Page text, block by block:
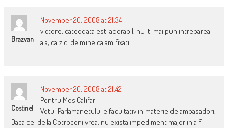
Brazvan
November 20, 2008 at 21:34
victore, cateodata esti adorabil. nu-ti mai pun intrebarea
aia, ca zici de mine ca am fixatii…
Costinel
November 20, 2008 at 21:42
Pentru Mos Califar
Votul Parlamanetului e facultativ in materie de ambasadori.
Daca cel de la Cotroceni vrea, nu exista impediment major in a fi